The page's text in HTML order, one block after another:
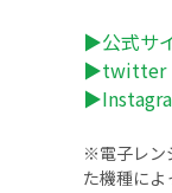
▶公式サ
▶twitter
※電子レン
た機種によ